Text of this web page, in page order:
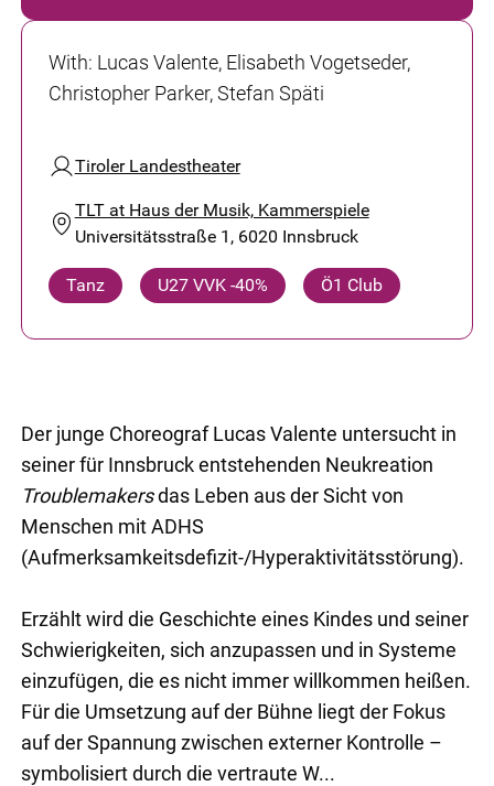
With: Lucas Valente, Elisabeth Vogetseder,
Christopher Parker, Stefan Späti
Tiroler Landestheater
TLT at Haus der Musik, Kammerspiele
Universitätsstraße 1, 6020 Innsbruck
Tanz U27 VVK -40% Ö1 Club
Der junge Choreograf Lucas Valente untersucht in
seiner für Innsbruck entstehenden Neukreation
Troublemakersdas Leben aus der Sicht von
Menschen mit ADHS
(Aufmerksamkeitsdefizit-/Hyperaktivitätsstörung).
Erzählt wird die Geschichte eines Kindes und seiner
Schwierigkeiten, sich anzupassen und in Systeme
einzufügen, die es nicht immer willkommen heißen.
Für die Umsetzung auf der Bühne liegt der Fokus
auf der Spannung zwischen externer Kontrolle –
symbolisiert durch die vertraute W...